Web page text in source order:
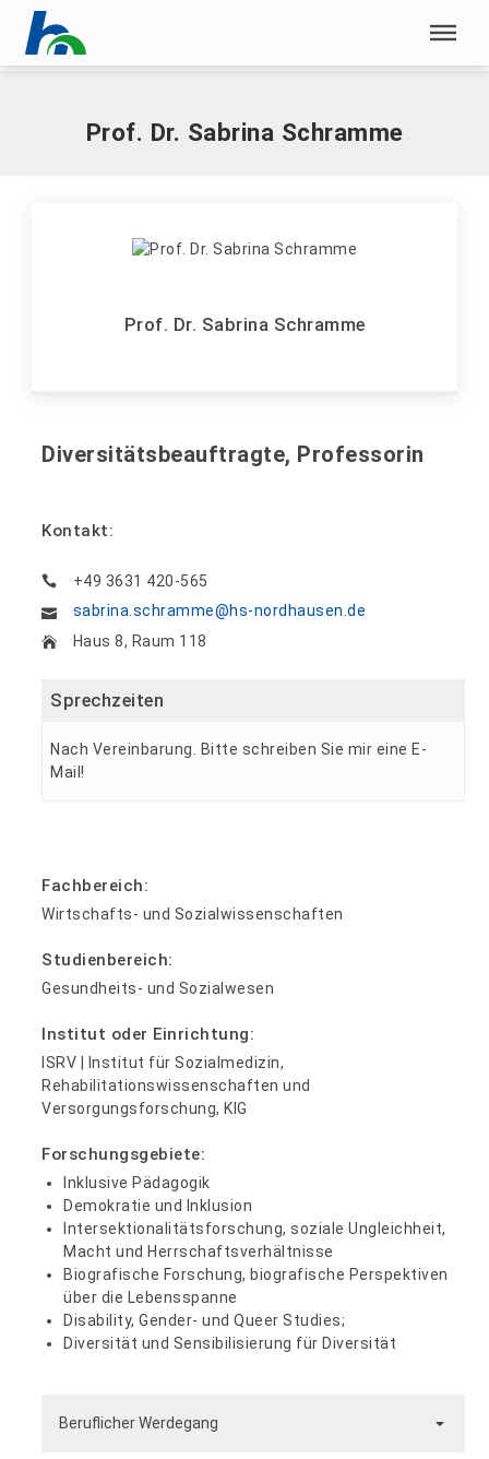
Menü überspringen
Home |S|Schramme, Sabrina, Prof. Dr.
Prof. Dr. Sabrina Schramme
Diversitätsbeauftragte, Professorin
Kontakt:
+49 3631 420-565
sabrina.schramme@hs-nordhausen.de
Haus 8, Raum 118
Sprechzeiten
Nach Vereinbarung. Bitte schreiben Sie mir eine E-
Mail!
Fachbereich:
Wirtschafts- und Sozialwissenschaften
Studienbereich:
Gesundheits- und Sozialwesen
Institut oder Einrichtung:
ISRV | Institut für Sozialmedizin,
Rehabilitationswissenschaften und
Versorgungsforschung, KIG
Forschungsgebiete:
Inklusive Pädagogik
Demokratie und Inklusion
Intersektionalitätsforschung, soziale Ungleichheit,
Macht und Herrschaftsverhältnisse
Biografische Forschung, biografische Perspektiven
über die Lebensspanne
Disability, Gender- und Queer Studies;
Diversität und Sensibilisierung für Diversität
Beruflicher Werdegang
Prof. Dr. Sabrina Schramme